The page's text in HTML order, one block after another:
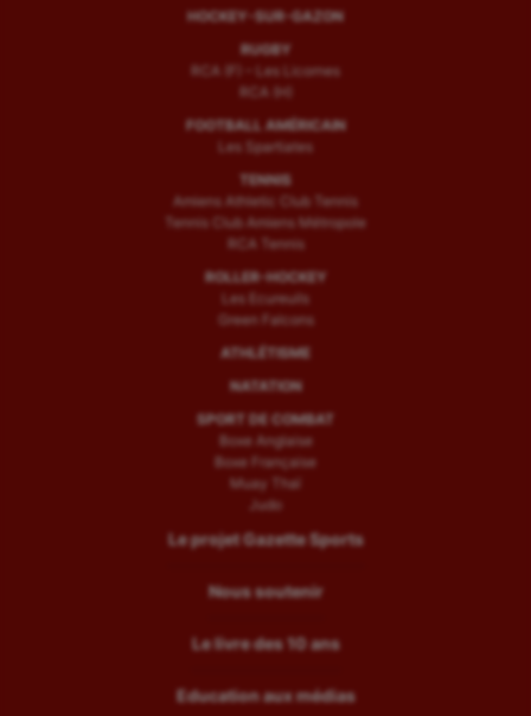
HOCKEY-SUR-GAZON
RUGBY
RCA (F) – Les Licornes
RCA (H)
FOOTBALL AMÉRICAIN
Les Spartiates
TENNIS
Amiens Athletic Club Tennis
Tennis Club Amiens Métropole
RCA Tennis
ROLLER-HOCKEY
Les Ecureuils
Green Falcons
ATHLÉTISME
NATATION
SPORT DE COMBAT
Boxe Anglaise
Boxe Française
Muay Thaï
Judo
Le projet Gazette Sports
Nous soutenir
Le livre des 10 ans
Education aux médias